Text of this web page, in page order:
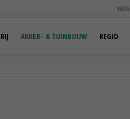
AKKER- & TUINBOUW REGIO